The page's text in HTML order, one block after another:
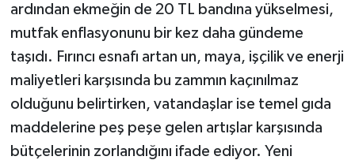
ardından ekmeğin de 20 TL bandına yükselmesi,
mutfak enflasyonunu bir kez daha gündeme
taşıdı. Fırıncı esnafı artan un, maya, işçilik ve enerji
maliyetleri karşısında bu zammın kaçınılmaz
olduğunu belirtirken, vatandaşlar ise temel gıda
maddelerine peş peşe gelen artışlar karşısında
bütçelerinin zorlandığını ifade ediyor. Yeni